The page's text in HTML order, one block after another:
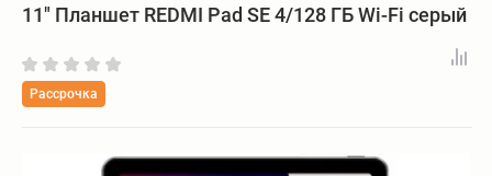
11" Планшет REDMI Pad SE 4/128 ГБ Wi-Fi серый
Рассрочка